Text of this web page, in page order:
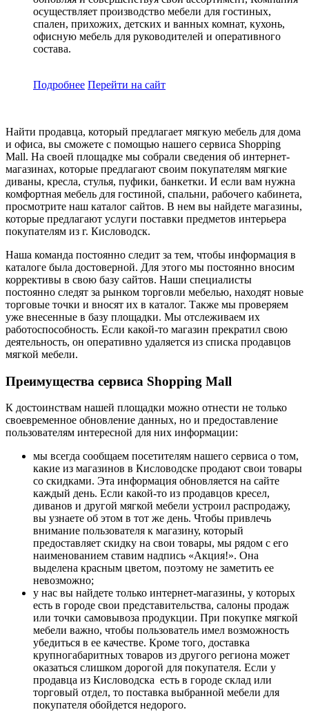
осуществляет производство мебели для гостиных,
спален, прихожих, детских и ванных комнат, кухонь,
офисную мебель для руководителей и оперативного
состава.
Подробнее Перейти на сайт
Найти продавца, который предлагает мягкую мебель для дома
и офиса, вы сможете с помощью нашего сервиса Shopping
Mall. На своей площадке мы собрали сведения об интернет-
магазинах, которые предлагают своим покупателям мягкие
диваны, кресла, стулья, пуфики, банкетки. И если вам нужна
комфортная мебель для гостиной, спальни, рабочего кабинета,
просмотрите наш каталог сайтов. В нем вы найдете магазины,
которые предлагают услуги поставки предметов интерьера
покупателям из г. Кисловодск.
Наша команда постоянно следит за тем, чтобы информация в
каталоге была достоверной. Для этого мы постоянно вносим
коррективы в свою базу сайтов. Наши специалисты
постоянно следят за рынком торговли мебелью, находят новые
торговые точки и вносят их в каталог. Также мы проверяем
уже внесенные в базу площадки. Мы отслеживаем их
работоспособность. Если какой-то магазин прекратил свою
деятельность, он оперативно удаляется из списка продавцов
мягкой мебели.
Преимущества сервиса Shopping Mall
К достоинствам нашей площадки можно отнести не только
своевременное обновление данных, но и предоставление
пользователям интересной для них информации:
мы всегда сообщаем посетителям нашего сервиса о том,
какие из магазинов в Кисловодске продают свои товары
со скидками. Эта информация обновляется на сайте
каждый день. Если какой-то из продавцов кресел,
диванов и другой мягкой мебели устроил распродажу,
вы узнаете об этом в тот же день. Чтобы привлечь
внимание пользователя к магазину, который
предоставляет скидку на свои товары, мы рядом с его
наименованием ставим надпись «Акция!». Она
выделена красным цветом, поэтому не заметить ее
невозможно;
у нас вы найдете только интернет-магазины, у которых
есть в городе свои представительства, салоны продаж
или точки самовывоза продукции. При покупке мягкой
мебели важно, чтобы пользователь имел возможность
убедиться в ее качестве. Кроме того, доставка
крупногабаритных товаров из другого региона может
оказаться слишком дорогой для покупателя. Если у
продавца из Кисловодска есть в городе склад или
торговый отдел, то поставка выбранной мебели для
покупателя обойдется недорого.